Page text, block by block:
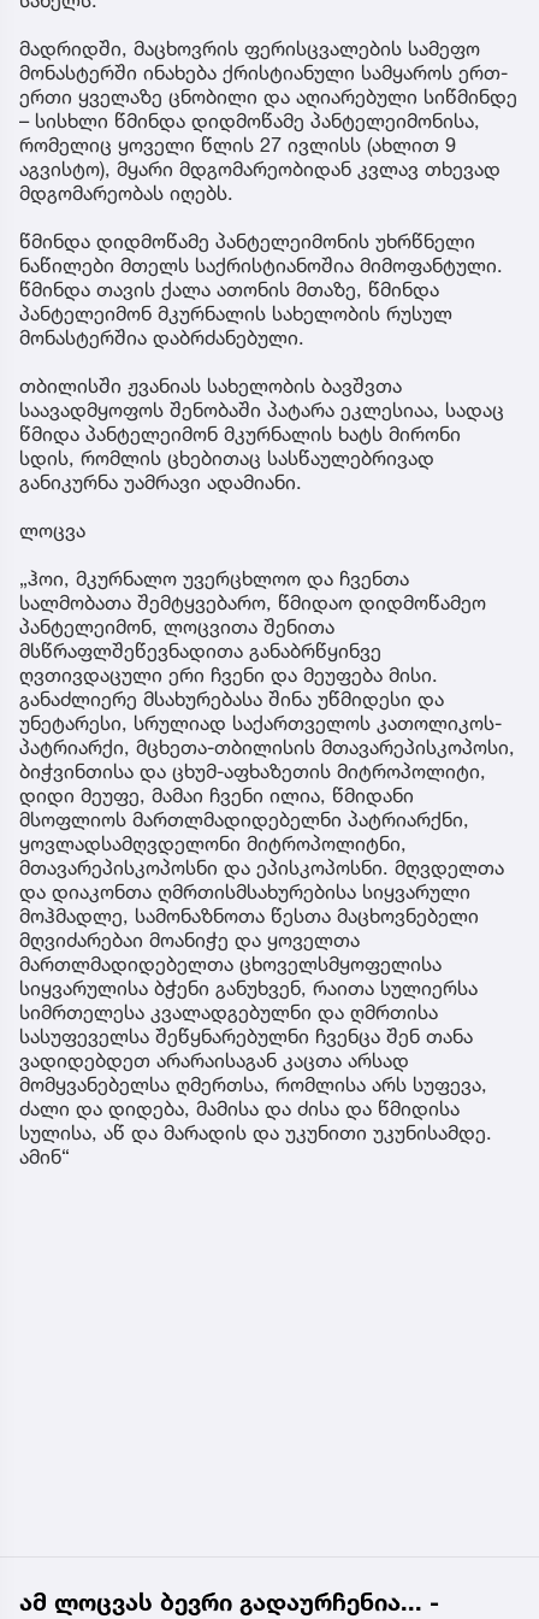
მადრიდში, მაცხოვრის ფერისცვალების სამეფო
მონასტერში ინახება ქრისტიანული სამყაროს ერთ-
ერთი ყველაზე ცნობილი და აღიარებული სიწმინდე
– სისხლი წმინდა დიდმოწამე პანტელეიმონისა,
რომელიც ყოველი წლის 27 ივლისს (ახლით 9
აგვისტო), მყარი მდგომარეობიდან კვლავ თხევად
მდგომარეობას იღებს.
წმინდა დიდმოწამე პანტელეიმონის უხრწნელი
ნაწილები მთელს საქრისტიანოშია მიმოფანტული.
წმინდა თავის ქალა ათონის მთაზე, წმინდა
პანტელეიმონ მკურნალის სახელობის რუსულ
მონასტერშია დაბრძანებული.
თბილისში ჟვანიას სახელობის ბავშვთა
საავადმყოფოს შენობაში პატარა ეკლესიაა, სადაც
წმიდა პანტელეიმონ მკურნალის ხატს მირონი
სდის, რომლის ცხებითაც სასწაულებრივად
განიკურნა უამრავი ადამიანი.
ლოცვა
„ჰოი, მკურნალო უვერცხლოო და ჩვენთა
სალმობათა შემტყვებარო, წმიდაო დიდმოწამეო
პანტელეიმონ, ლოცვითა შენითა
მსწრაფლშეწევნადითა განაბრწყინვე
ღვთივდაცული ერი ჩვენი და მეუფება მისი.
განაძლიერე მსახურებასა შინა უწმიდესი და
უნეტარესი, სრულიად საქართველოს კათოლიკოს-
პატრიარქი, მცხეთა-თბილისის მთავარეპისკოპოსი,
ბიჭვინთისა და ცხუმ-აფხაზეთის მიტროპოლიტი,
დიდი მეუფე, მამაი ჩვენი ილია, წმიდანი
მსოფლიოს მართლმადიდებელნი პატრიარქნი,
ყოვლადსამღვდელონი მიტროპოლიტნი,
მთავარეპისკოპოსნი და ეპისკოპოსნი. მღვდელთა
და დიაკონთა ღმრთისმსახურებისა სიყვარული
მოჰმადლე, სამონაზნოთა წესთა მაცხოვნებელი
მღვიძარებაი მოანიჭე და ყოველთა
მართლმადიდებელთა ცხოველსმყოფელისა
სიყვარულისა ბჭენი განუხვენ, რაითა სულიერსა
სიმრთელესა კვალადგებულნი და ღმრთისა
სასუფეველსა შეწყნარებულნი ჩვენცა შენ თანა
ვადიდებდეთ არარაისაგან კაცთა არსად
მომყვანებელსა ღმერთსა, რომლისა არს სუფევა,
ძალი და დიდება, მამისა და ძისა და წმიდისა
სულისა, აწ და მარადის და უკუნითი უკუნისამდე.
ამინ“
ამ ლოცვას ბევრი გადაურჩენია... -